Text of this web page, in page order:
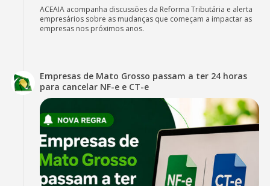
ACEAIA acompanha discussões da Reforma Tributária e alerta
empresários sobre as mudanças que começam a impactar as
empresas nos próximos anos.
Empresas de Mato Grosso passam a ter 24 horas
para cancelar NF-e e CT-e